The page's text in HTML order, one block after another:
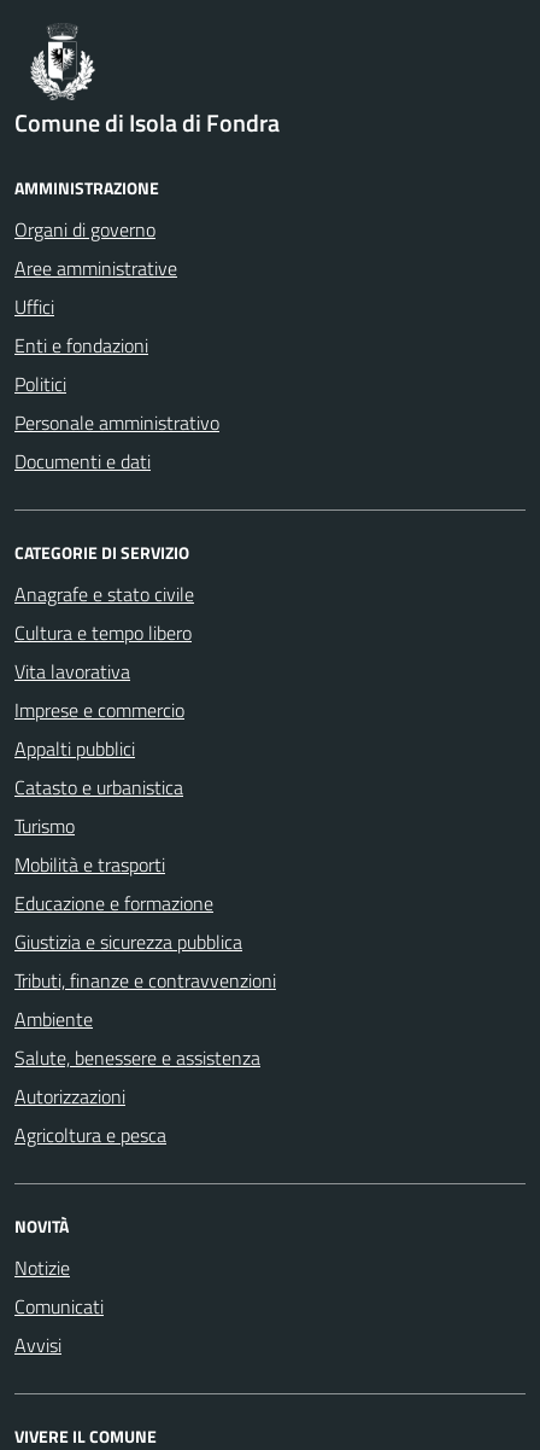
Comune di Isola di Fondra
AMMINISTRAZIONE
Organi di governo
Aree amministrative
Uffici
Enti e fondazioni
Politici
Personale amministrativo
Documenti e dati
CATEGORIE DI SERVIZIO
Anagrafe e stato civile
Cultura e tempo libero
Vita lavorativa
Imprese e commercio
Appalti pubblici
Catasto e urbanistica
Turismo
Mobilità e trasporti
Educazione e formazione
Giustizia e sicurezza pubblica
Tributi, finanze e contravvenzioni
Ambiente
Salute, benessere e assistenza
Autorizzazioni
Agricoltura e pesca
NOVITÀ
Notizie
Comunicati
Avvisi
VIVERE IL COMUNE